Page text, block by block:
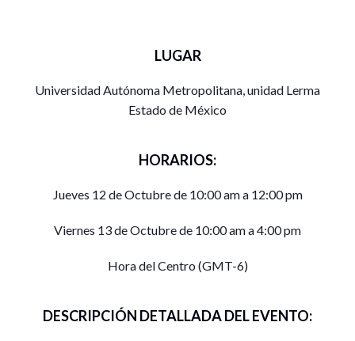
LUGAR
Universidad Autónoma Metropolitana, unidad Lerma
Estado de México
HORARIOS:
Jueves 12 de Octubre de 10:00 am a 12:00 pm
Viernes 13 de Octubre de 10:00 am a 4:00 pm
Hora del Centro (GMT-6)
DESCRIPCIÓN DETALLADA DEL EVENTO: